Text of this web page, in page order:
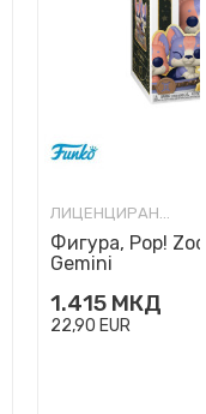
ЛИЦЕНЦИРАНИ ФИГУРИ И СЕТОВИ
Фигура, Pop!
Gemini
1.415 МКД
22,90 EUR